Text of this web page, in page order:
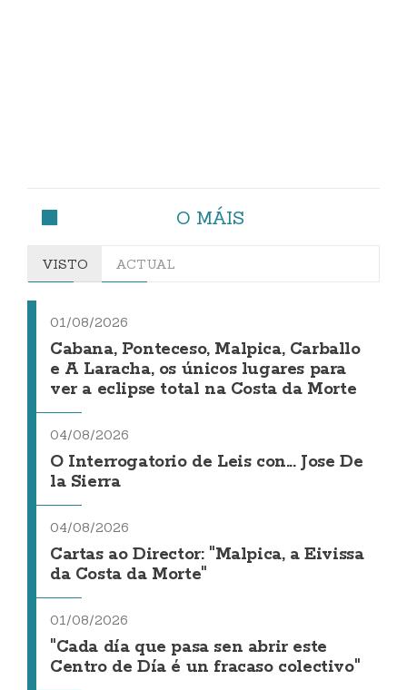
O MÁIS
VISTO ACTUAL
01/08/2026
Cabana, Ponteceso, Malpica, Carballo
e A Laracha, os únicos lugares para
ver a eclipse total na Costa da Morte
04/08/2026
O Interrogatorio de Leis con... Jose De
la Sierra
04/08/2026
Cartas ao Director: "Malpica, a Eivissa
da Costa da Morte"
01/08/2026
"Cada día que pasa sen abrir este
Centro de Día é un fracaso colectivo"